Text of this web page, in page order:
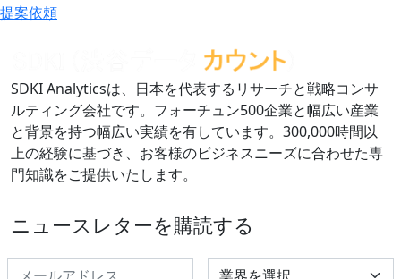
提案依頼
SDKI Analyticsは、日本を代表するリサーチと戦略コンサ
ルティング会社です。フォーチュン500企業と幅広い産業
と背景を持つ幅広い実績を有しています。300,000時間以
上の経験に基づき、お客様のビジネスニーズに合わせた専
門知識をご提供いたします。
ニュースレターを購読する
Select Industry